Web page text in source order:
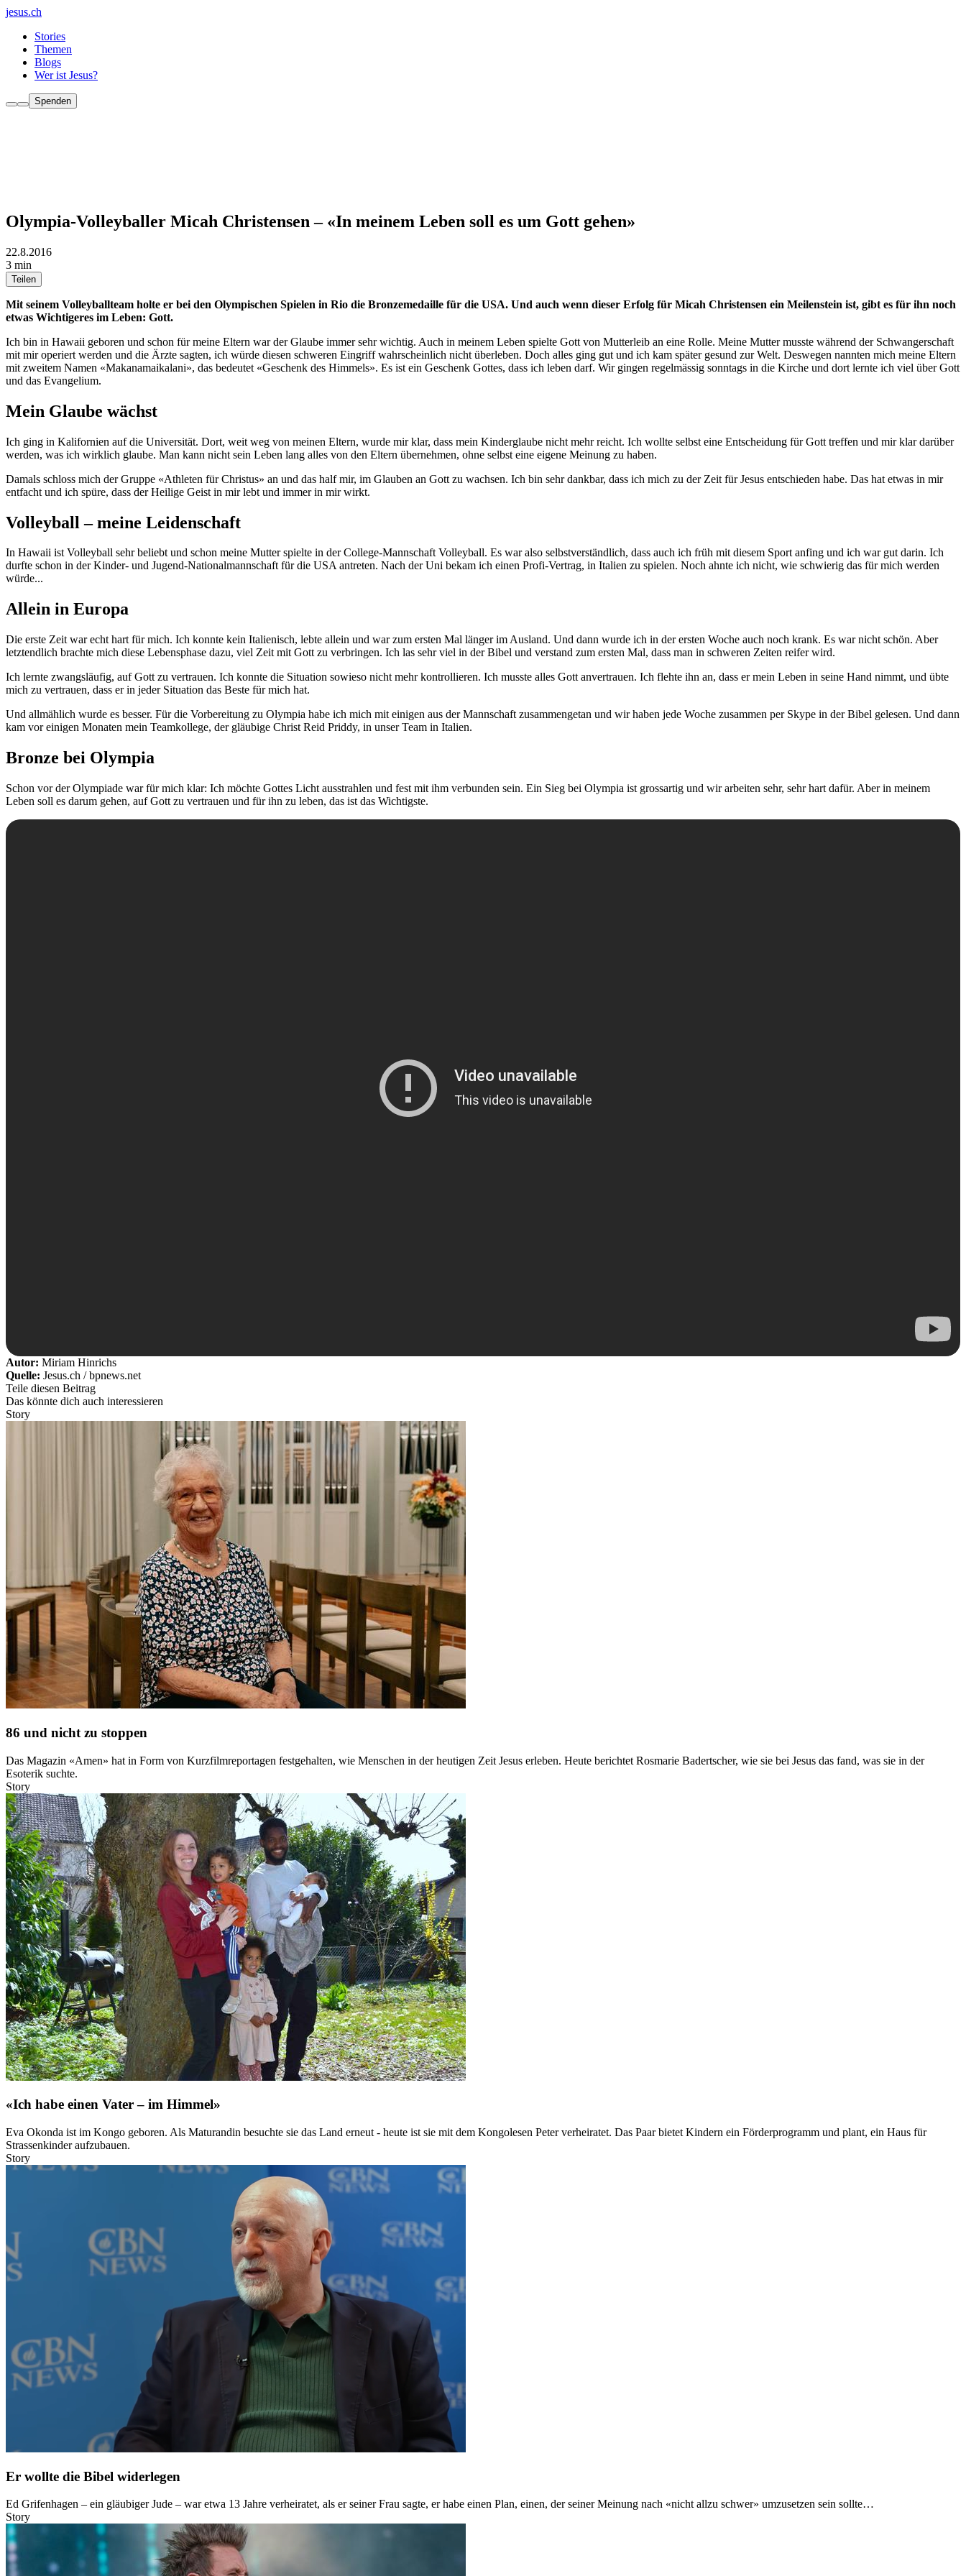
jesus.ch
Stories
Themen
Blogs
Wer ist Jesus?
Spenden
Olympia-Volleyballer Micah Christensen – «In meinem Leben soll es um Gott gehen»
22.8.2016
3 min
Teilen
Mit seinem Volleyballteam holte er bei den Olympischen Spielen in Rio die Bronzemedaille für die USA. Und auch wenn dieser Erfolg für Micah Christensen ein Meilenstein ist, gibt es für ihn noch
etwas Wichtigeres im Leben: Gott.
Ich bin in Hawaii geboren und schon für meine Eltern war der Glaube immer sehr wichtig. Auch in meinem Leben spielte Gott von Mutterleib an eine Rolle. Meine Mutter musste während der Schwangerschaft
mit mir operiert werden und die Ärzte sagten, ich würde diesen schweren Eingriff wahrscheinlich nicht überleben. Doch alles ging gut und ich kam später gesund zur Welt. Deswegen nannten mich meine Eltern
mit zweitem Namen «Makanamaikalani», das bedeutet «Geschenk des Himmels». Es ist ein Geschenk Gottes, dass ich leben darf. Wir gingen regelmässig sonntags in die Kirche und dort lernte ich viel über Gott
und das Evangelium.
Mein Glaube wächst
Ich ging in Kalifornien auf die Universität. Dort, weit weg von meinen Eltern, wurde mir klar, dass mein Kinderglaube nicht mehr reicht. Ich wollte selbst eine Entscheidung für Gott treffen und mir klar darüber
werden, was ich wirklich glaube. Man kann nicht sein Leben lang alles von den Eltern übernehmen, ohne selbst eine eigene Meinung zu haben.
Damals schloss mich der Gruppe «Athleten für Christus» an und das half mir, im Glauben an Gott zu wachsen. Ich bin sehr dankbar, dass ich mich zu der Zeit für Jesus entschieden habe. Das hat etwas in mir
entfacht und ich spüre, dass der Heilige Geist in mir lebt und immer in mir wirkt.
Volleyball – meine Leidenschaft
In Hawaii ist Volleyball sehr beliebt und schon meine Mutter spielte in der College-Mannschaft Volleyball. Es war also selbstverständlich, dass auch ich früh mit diesem Sport anfing und ich war gut darin. Ich
durfte schon in der Kinder- und Jugend-Nationalmannschaft für die USA antreten. Nach der Uni bekam ich einen Profi-Vertrag, in Italien zu spielen. Noch ahnte ich nicht, wie schwierig das für mich werden
würde...
Allein in Europa
Die erste Zeit war echt hart für mich. Ich konnte kein Italienisch, lebte allein und war zum ersten Mal länger im Ausland. Und dann wurde ich in der ersten Woche auch noch krank. Es war nicht schön. Aber
letztendlich brachte mich diese Lebensphase dazu, viel Zeit mit Gott zu verbringen. Ich las sehr viel in der Bibel und verstand zum ersten Mal, dass man in schweren Zeiten reifer wird.
Ich lernte zwangsläufig, auf Gott zu vertrauen. Ich konnte die Situation sowieso nicht mehr kontrollieren. Ich musste alles Gott anvertrauen. Ich flehte ihn an, dass er mein Leben in seine Hand nimmt, und übte
mich zu vertrauen, dass er in jeder Situation das Beste für mich hat.
Und allmählich wurde es besser. Für die Vorbereitung zu Olympia habe ich mich mit einigen aus der Mannschaft zusammengetan und wir haben jede Woche zusammen per Skype in der Bibel gelesen. Und dann
kam vor einigen Monaten mein Teamkollege, der gläubige Christ Reid Priddy, in unser Team in Italien.
Bronze bei Olympia
Schon vor der Olympiade war für mich klar: Ich möchte Gottes Licht ausstrahlen und fest mit ihm verbunden sein. Ein Sieg bei Olympia ist grossartig und wir arbeiten sehr, sehr hart dafür. Aber in meinem
Leben soll es darum gehen, auf Gott zu vertrauen und für ihn zu leben, das ist das Wichtigste.
Autor: Miriam Hinrichs
Quelle: Jesus.ch / bpnews.net
Teile diesen Beitrag
Das könnte dich auch interessieren
Story
86 und nicht zu stoppen
Das Magazin «Amen» hat in Form von Kurzfilmreportagen festgehalten, wie Menschen in der heutigen Zeit Jesus erleben. Heute berichtet Rosmarie Badertscher, wie sie bei Jesus das fand, was sie in der
Esoterik suchte.
Story
«Ich habe einen Vater – im Himmel»
Eva Okonda ist im Kongo geboren. Als Maturandin besuchte sie das Land erneut - heute ist sie mit dem Kongolesen Peter verheiratet. Das Paar bietet Kindern ein Förderprogramm und plant, ein Haus für
Strassenkinder aufzubauen.
Story
Er wollte die Bibel widerlegen
Ed Grifenhagen – ein gläubiger Jude – war etwa 13 Jahre verheiratet, als er seiner Frau sagte, er habe einen Plan, einen, der seiner Meinung nach «nicht allzu schwer» umzusetzen sein sollte…
Story